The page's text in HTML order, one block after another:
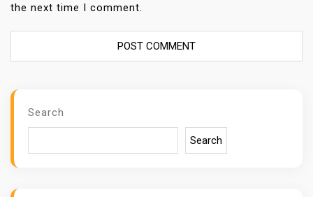
the next time I comment.
Search
Search